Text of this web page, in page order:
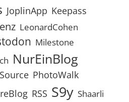
JoplinApp Keepass
LeonardCohen
Milestone
NurEinBlog
PhotoWalk
RSS S9y Shaarli